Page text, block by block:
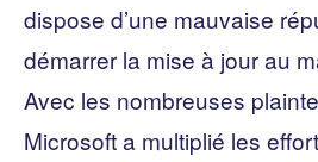
dispose d’une mauvaise
démarrer la mise à jour au
Avec les nombreuses
Microsoft a multiplié les